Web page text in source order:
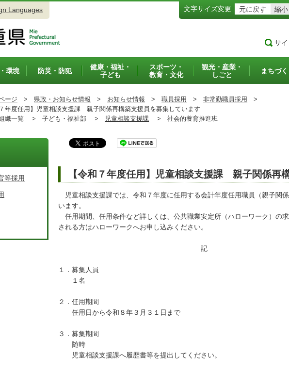
Languages 文字サイズ変更 元に戻す 縮小
サ
環境 防災・防犯
健康・福祉・
子ども
スポーツ・
教育・文化
観光・産業・
しごと
まちづく
ージ > 県政・お知らせ情報 > お知らせ情報 > 職員採用 > 非常勤職員採用
>
年度任用】児童相談支援課 親子関係再構築支援員を募集しています
織一覧 > 子ども・福祉部 > 児童相談支援課 > 社会的養育推進班
【令和７年度任用】児童相談支援課 親子関係再
児童相談支援課では、令和７年度に任用する会計年度任用職員（親子関
います。
任用期間、任用条件など詳しくは、公共職業安定所（ハローワーク）の
される方はハローワークへお申し込みください。
記
１．募集人員
１名
２．任用期間
任用日から令和８年３月３１日まで
３．募集期間
随時
児童相談支援課へ履歴書等を提出してください。
等採用